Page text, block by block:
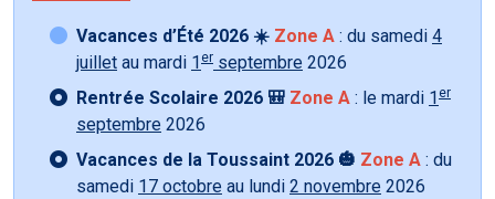
Vacances d’Été 2026 ☀️ Zone A : du samedi 4
juillet au mardi 1 er septembre 2026
Rentrée Scolaire 2026 🎒 Zone A : le mardi 1 er
septembre 2026
Vacances de la Toussaint 2026 🎃 Zone A : du
samedi 17 octobre au lundi 2 novembre 2026